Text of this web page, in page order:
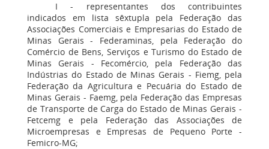
I - representantes dos contribuintes
indicados em lista sêxtupla pela Federação das
Associações Comerciais e Empresarias do Estado de
Minas Gerais - Federaminas, pela Federação do
Comércio de Bens, Serviços e Turismo do Estado de
Minas Gerais - Fecomércio, pela Federação das
Indústrias do Estado de Minas Gerais - Fiemg, pela
Federação da Agricultura e Pecuária do Estado de
Minas Gerais - Faemg, pela Federação das Empresas
de Transporte de Carga do Estado de Minas Gerais -
Fetcemg e pela Federação das Associações de
Microempresas e Empresas de Pequeno Porte -
Femicro-MG;